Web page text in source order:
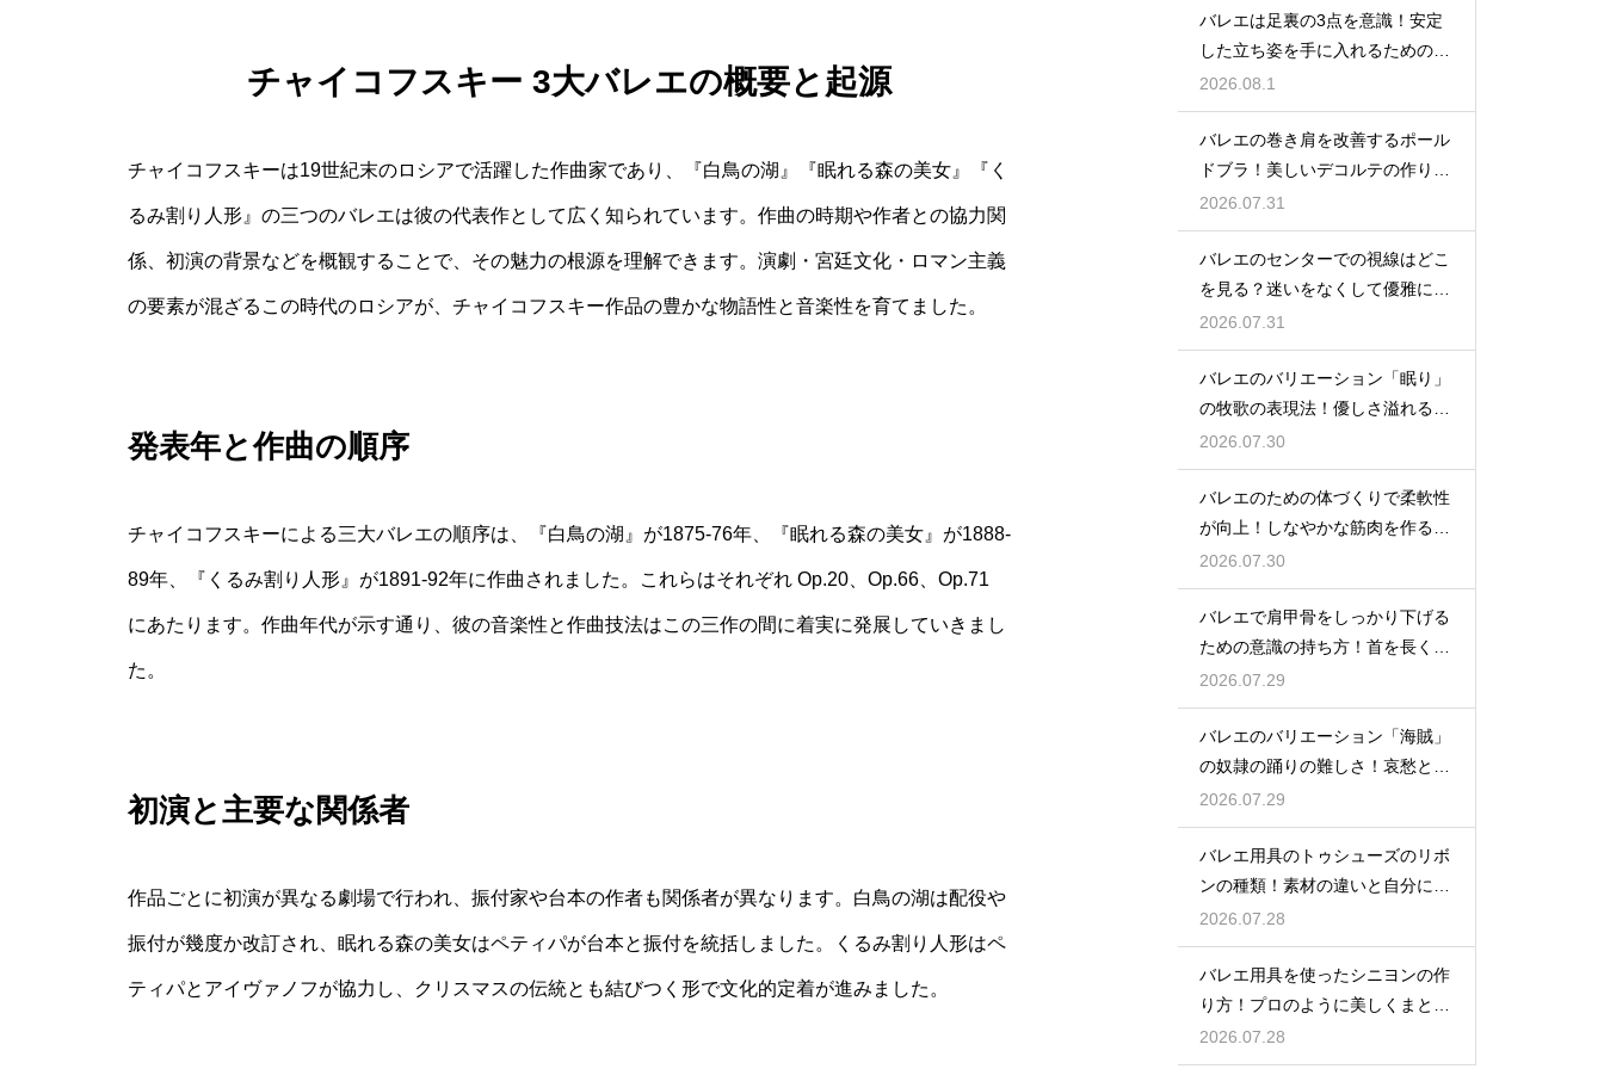
チャイコフスキー 3大バレエの概要と起源
チャイコフスキーは19世紀末のロシアで活躍した作曲家であり、『白鳥の湖』『眠れる森の美女』『く
るみ割り人形』の三つのバレエは彼の代表作として広く知られています。作曲の時期や作者との協力関
係、初演の背景などを概観することで、その魅力の根源を理解できます。演劇・宮廷文化・ロマン主義
の要素が混ざるこの時代のロシアが、チャイコフスキー作品の豊かな物語性と音楽性を育てました。
発表年と作曲の順序
チャイコフスキーによる三大バレエの順序は、『白鳥の湖』が1875‐76年、『眠れる森の美女』が1888‐
89年、『くるみ割り人形』が1891‐92年に作曲されました。これらはそれぞれ Op.20、Op.66、Op.71
にあたります。作曲年代が示す通り、彼の音楽性と作曲技法はこの三作の間に着実に発展していきまし
た。
初演と主要な関係者
作品ごとに初演が異なる劇場で行われ、振付家や台本の作者も関係者が異なります。白鳥の湖は配役や
振付が幾度か改訂され、眠れる森の美女はペティパが台本と振付を統括しました。くるみ割り人形はペ
ティパとアイヴァノフが協力し、クリスマスの伝統とも結びつく形で文化的定着が進みました。
バレエは足裏の3点を意識！安定
した立ち姿を手に入れるための秘
訣
2026.08.1
バレエの巻き肩を改善するポール
ドブラ！美しいデコルテの作り方
とは
2026.07.31
バレエのセンターでの視線はどこ
を見る？迷いをなくして優雅に踊
る
2026.07.31
バレエのバリエーション「眠り」
の牧歌の表現法！優しさ溢れる踊
り
2026.07.30
バレエのための体づくりで柔軟性
が向上！しなやかな筋肉を作る毎
日の新習慣
2026.07.30
バレエで肩甲骨をしっかり下げる
ための意識の持ち方！首を長く見
せる
2026.07.29
バレエのバリエーション「海賊」
の奴隷の踊りの難しさ！哀愁とテ
クニック
2026.07.29
バレエ用具のトゥシューズのリボ
ンの種類！素材の違いと自分に合
う選び方
2026.07.28
バレエ用具を使ったシニヨンの作
り方！プロのように美しくまとめ
る秘訣
2026.07.28